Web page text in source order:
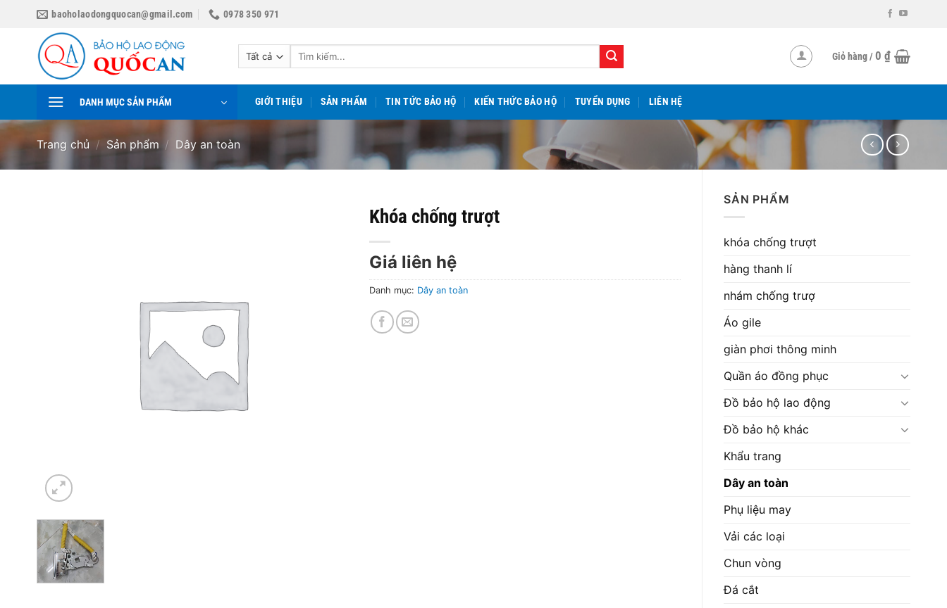
baoholaodongquocan@gmail.com 0978 350 971
Tìm
Giỏ hàng /0 ₫
DANH MỤC SẢN PHẨM GIỚI THIỆU SẢN PHẨM TIN TỨC BẢO HỘ KIẾN THỨC BẢO HỘ TUYỂN DỤNG LIÊN HỆ
Trang chủ / Sản phẩm / Dây an toàn
SẢN PHẨM
khóa chống trượt
hàng thanh lí
nhám chống trượ
Áo gile
giàn phơi thông minh
Quần áo đồng phục
Đồ bảo hộ lao động
Đồ bảo hộ khác
Khẩu trang
Dây an toàn
Phụ liệu may
Vải các loại
Chun vòng
Đá cắt
Khóa chống trượt
Giá liên hệ
Danh mục: Dây an toàn